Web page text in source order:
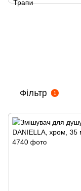
Фільтр 1